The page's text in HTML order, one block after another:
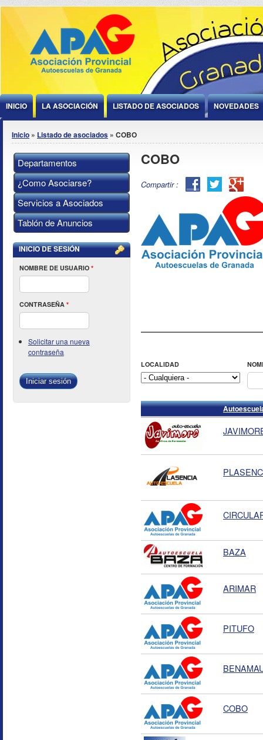
Jump to Content
INICIO LA ASOCIACIÓN LISTADO DE ASOCIADOS NOVEDADES
Se encuentra usted aquí
Inicio » Listado de asociados » COBO
COBO
Compartir : FacebookTwitter
Plus
LOCALIDAD
BAZA
ARIMAR
PITUFO
COBO
Departamentos
¿Como Asociarse?
Servicios a Asociados
Tablón de Anuncios
INICIO DE SESIÓN
NOMBRE DE USUARIO *
CONTRASEÑA *
Solicitar una nueva
contraseña